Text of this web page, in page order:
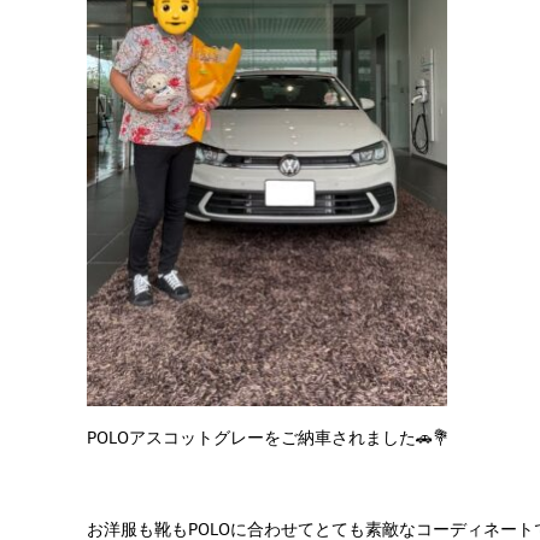
POLOアスコットグレーをご納車されました🚗💐
お洋服も靴もPOLOに合わせてとても素敵なコーディネート